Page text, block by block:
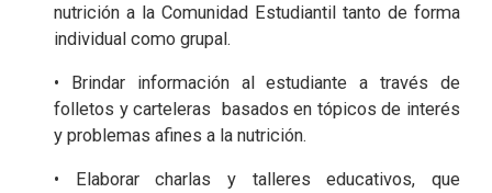
nutrición a la Comunidad Estudiantil tanto de forma
individual como grupal.
• Brindar información al estudiante a través de
folletos y carteleras basados en tópicos de interés
y problemas afines a la nutrición.
• Elaborar charlas y talleres educativos, que